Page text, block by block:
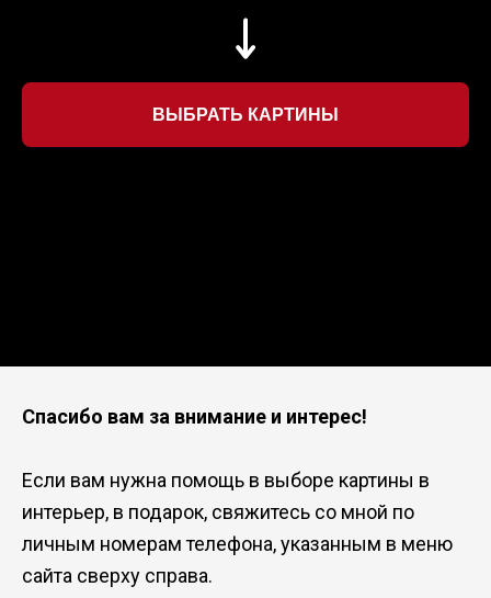
ВЫБРАТЬ КАРТИНЫ
Спасибо вам за внимание и интерес!
Если вам нужна помощь в выборе картины в
интерьер, в подарок, свяжитесь со мной по
личным номерам телефона, указанным в меню
сайта сверху справа.